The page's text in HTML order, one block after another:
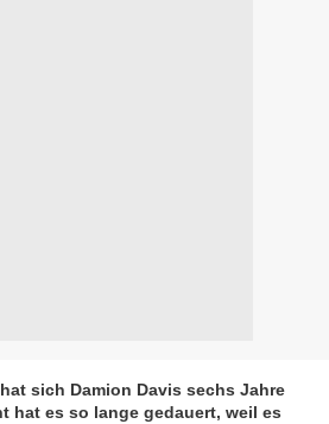
sich Damion Davis sechs Jahre
hat es so lange gedauert, weil es